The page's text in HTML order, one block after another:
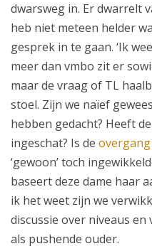
dwarsweg in. Er dwarrelt
heb niet meteen helder
gesprek in te gaan. ‘Ik
meer dan vmbo zit er
maar de vraag of TL
stoel. Zijn we naïef
hebben gedacht? Heeft
ingeschat? Is de overgang
‘gewoon’ toch
baseert deze dame haar
ik het weet zijn we
discussie over niveaus
als pushende ouder.